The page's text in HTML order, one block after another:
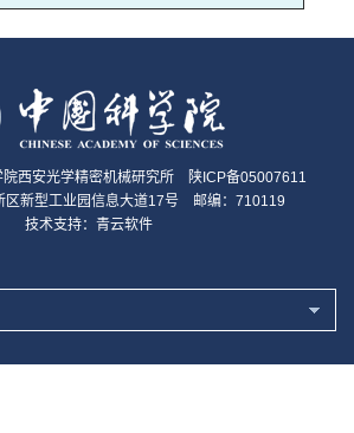
院西安光学精密机械研究所 陕ICP备05007611
区新型工业园信息大道17号 邮编：710119
技术支持： 青云软件